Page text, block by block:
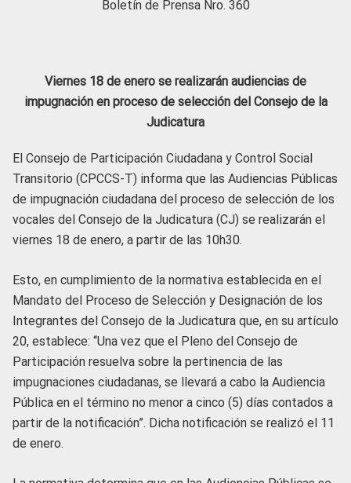
Boletín de Prensa Nro. 360
Viernes 18 de enero se realizarán audiencias de
impugnación en proceso de selección del Consejo de la
Judicatura
El Consejo de Participación Ciudadana y Control Social
Transitorio (CPCCS-T) informa que las Audiencias Públicas
de impugnación ciudadana del proceso de selección de los
vocales del Consejo de la Judicatura (CJ) se realizarán el
viernes 18 de enero, a partir de las 10h30.
Esto, en cumplimiento de la normativa establecida en el
Mandato del Proceso de Selección y Designación de los
Integrantes del Consejo de la Judicatura que, en su artículo
20, establece: “Una vez que el Pleno del Consejo de
Participación resuelva sobre la pertinencia de las
impugnaciones ciudadanas, se llevará a cabo la Audiencia
Pública en el término no menor a cinco (5) días contados a
partir de la notificación”. Dicha notificación se realizó el 11
de enero.